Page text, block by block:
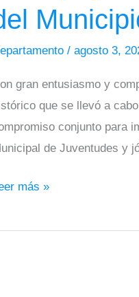
/ agosto 3,
gran entusiasmo y
que se llevó a
conjunto para
de Juventudes y
más »